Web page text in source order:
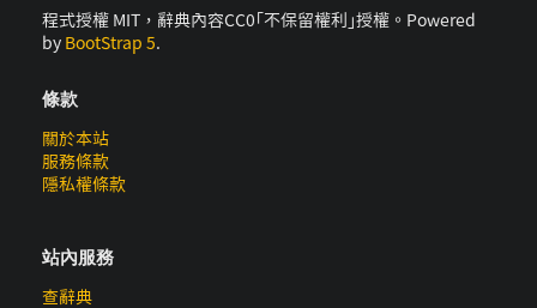
程式授權 MIT，辭典內容CC0｢不保留權利｣授權。Powered
by BootStrap 5.
條款
關於本站
服務條款
隱私權條款
站內服務
查辭典